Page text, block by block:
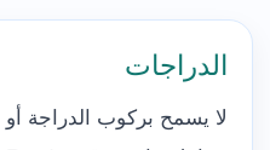
الدراجات
لا يسمح بركوب الدراجة أو